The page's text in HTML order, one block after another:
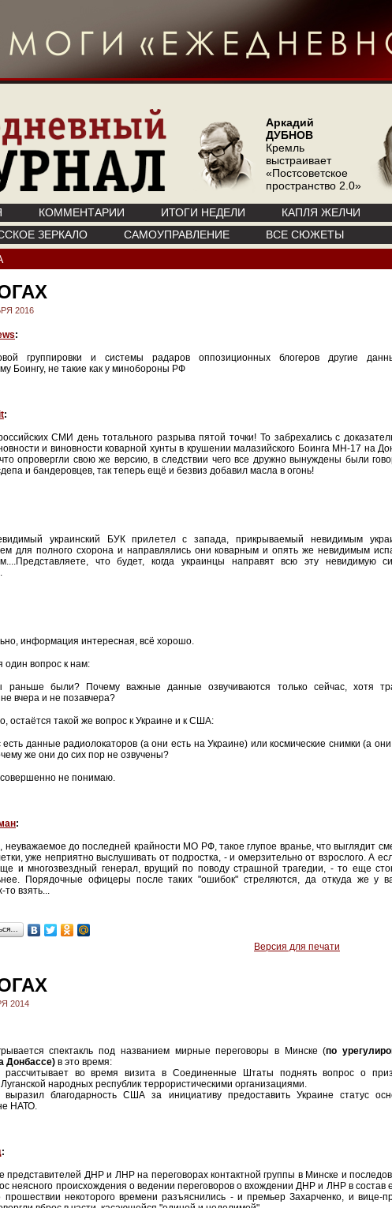
Аркадий
ДУБНОВ
Кремль
выстраивает
«Постсоветское
пространство 2.0»
КОММЕНТАРИИ ИТОГИ НЕДЕЛИ КАПЛЯ ЖЕЛЧИ
ЗЕРКАЛО
САМОУПРАВЛЕНИЕ
ВСЕ СЮЖЕТЫ
2016
:
группировки и системы радаров оппозиционных блогеров другие
Боингу, не такие как у минобороны РФ
:
СМИ день тотального разрыва пятой точки! То забрехались с
и виновности коварной хунты в крушении малазийского Боинга МН-17 на
опровергли свою же версию, в следствии чего все дружно вынуждены были
и бандеровцев, так теперь ещё и безвиз добавил масла в огонь!
украинский БУК прилетел с запада, прикрываемый невидимым
для полного схорона и направлялись они коварным и опять же невидимым
что будет, когда украинцы направят всю эту невидимую
информация интересная, всё хорошо.
один вопрос к нам:
были? Почему важные данные озвучиваются только сейчас, хотя
вчера и не позавчера?
остаётся такой же вопрос к Украине и к США:
есть данные радиолокаторов (а они есть на Украине) или космические снимки (а они
же они до сих пор не озвучены?
совершенно не понимаю.
:
неуважаемое до последней крайности МО РФ, такое глупое вранье, что выглядит
уже неприятно выслушивать от подростка, - и омерзительно от взрослого. А
и многозвездный генерал, врущий по поводу страшной трагедии, - то еще
Порядочные офицеры после таких "ошибок" стреляются, да откуда же у
то взять...
Версия для печати
2014
спектакль под названием мирные переговоры в Минске (по
Донбассе) в это время:
рассчитывает во время визита в Соединенные Штаты поднять вопрос о
народных республик террористическими организациями.
выразил благодарность США за инициативу предоставить Украине статус
НАТО.
:
представителей ДНР и ЛНР на переговорах контактной группы в Минске и
неясного происхождения о ведении переговоров о вхождении ДНР и ЛНР в состав
некоторого времени разъяснились - и премьер Захарченко, и вице-